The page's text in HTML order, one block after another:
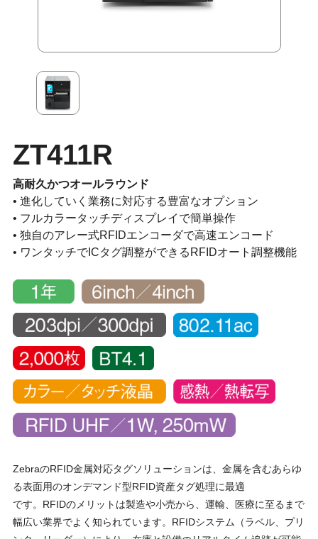
ZT411R
高耐久かつオールラウンド
• 進化していく業務に対応する豊富なオプション
• フルカラータッチディスプレイで簡単操作
• 独自のアレー式RFIDエンコーダで高速エンコード
• ワンタッチでICタグ調整ができるRFIDオート調整機能
ZebraのRFID金属対応タグソリューションは、金属を含むあらゆ
る表面用のオンデマンド型RFID資産タグ処理に最適
です。RFIDのメリットは製造や小売から、運輸、医療に至るまで
幅広い業界でよく知られています。RFIDシステム（ラベル、プリ